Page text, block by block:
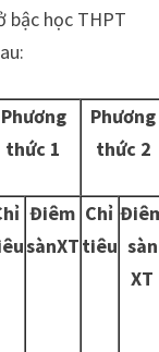
bậc học THPT
Phương
thức 1
Phương
thức 2
Điêm
sànXT
Chỉ
tiêu sàn
XT